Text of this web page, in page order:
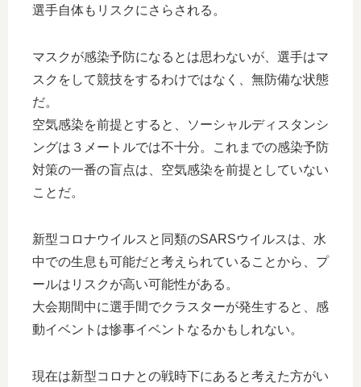
選手自体もリスクにさらされる。
マスクが感染予防になるとは思わないが、選手はマ
スクをして競技をするわけではなく、無防備な状態
だ。
空気感染を前提とすると、ソーシャルディスタンシ
ングは３メートルでは不十分。これまでの感染予防
対策の一番の盲点は、空気感染を前提としていない
ことだ。
新型コロナウイルスと同類のSARSウイルスは、水
中での生息も可能だと考えられていることから、プ
ールはリスクが高い可能性がある。
大会期間中に選手間でクラスターが発生すると、感
動イベントは惨事イベントなるかもしれない。
現在は新型コロナとの戦時下にあると考えた方がい